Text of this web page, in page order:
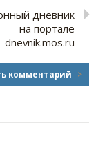
дневник
на портале
dnevnik.mos.ru
комментарий >